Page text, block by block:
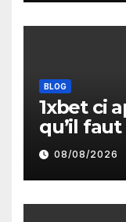
BLOG
1xbet ci
qu’il
08/08/2026